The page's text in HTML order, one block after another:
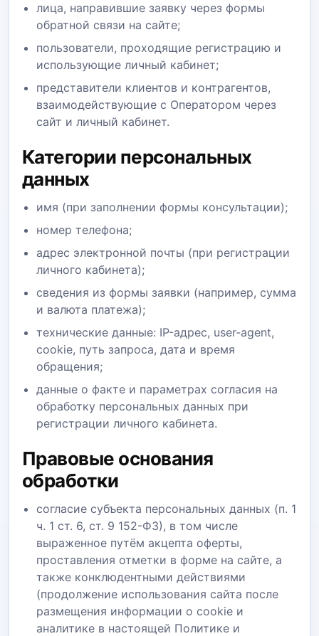
лица, направившие заявку через формы
обратной связи на сайте;
пользователи, проходящие регистрацию и
использующие личный кабинет;
представители клиентов и контрагентов,
взаимодействующие с Оператором через
сайт и личный кабинет.
Категории персональных
данных
имя (при заполнении формы консультации);
номер телефона;
адрес электронной почты (при регистрации
личного кабинета);
сведения из формы заявки (например, сумма
и валюта платежа);
технические данные: IP-адрес, user-agent,
cookie, путь запроса, дата и время
обращения;
данные о факте и параметрах согласия на
обработку персональных данных при
регистрации личного кабинета.
Правовые основания
обработки
согласие субъекта персональных данных (п. 1
ч. 1 ст. 6, ст. 9 152-ФЗ), в том числе
выраженное путём акцепта оферты,
проставления отметки в форме на сайте, а
также конклюдентными действиями
(продолжение использования сайта после
размещения информации о cookie и
аналитике в настоящей Политике и